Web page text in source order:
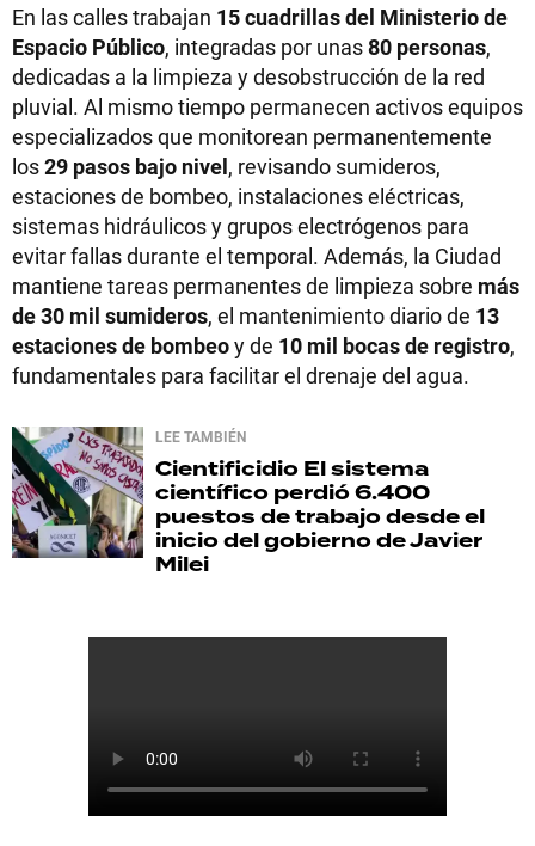
En las calles trabajan 15 cuadrillas del Ministerio de
Espacio Público, integradas por unas80 personas,
dedicadas a la limpieza y desobstrucción de la red
pluvial. Al mismo tiempo permanecen activos equipos
especializados que monitorean permanentemente
los29 pasos bajo nivel, revisando sumideros,
estaciones de bombeo, instalaciones eléctricas,
sistemas hidráulicos y grupos electrógenos para
evitar fallas durante el temporal. Además, la Ciudad
mantiene tareas permanentes de limpieza sobre más
de 30 mil sumideros, el mantenimiento diario de 13
estaciones de bombeoy de 10 mil bocas de registro,
fundamentales para facilitar el drenaje del agua.
LEE TAMBIÉN
Cientificidio El sistema
científico perdió 6.400
puestos de trabajo desde el
inicio del gobierno de Javier
Milei